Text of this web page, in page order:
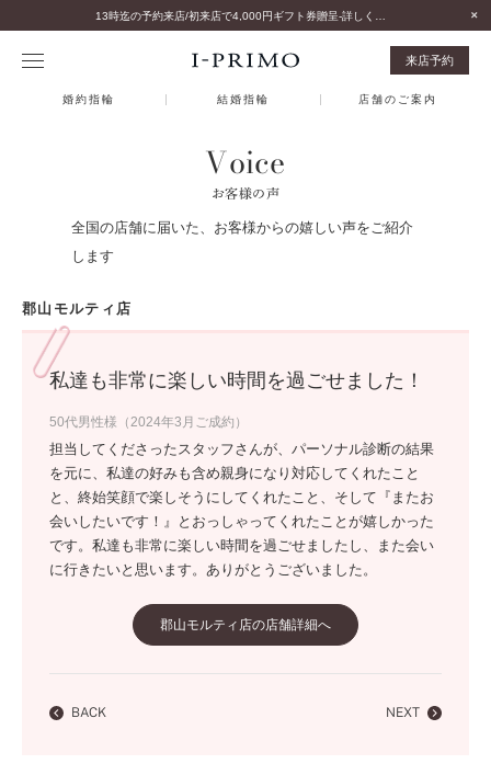
来店予約
婚約指輪 結婚指輪 店舗のご案内
Voice
お客様の声
全国の店舗に届いた、お客様からの嬉しい声をご紹介
します
郡山モルティ店
私達も非常に楽しい時間を過ごせました！
50代男性様（2024年3月ご成約）
担当してくださったスタッフさんが、パーソナル診断の結果
を元に、私達の好みも含め親身になり対応してくれたこと
と、終始笑顔で楽しそうにしてくれたこと、そして『またお
会いしたいです！』とおっしゃってくれたことが嬉しかった
です。私達も非常に楽しい時間を過ごせましたし、また会い
に行きたいと思います。ありがとうございました。
郡山モルティ店の店舗詳細へ
BACK NEXT